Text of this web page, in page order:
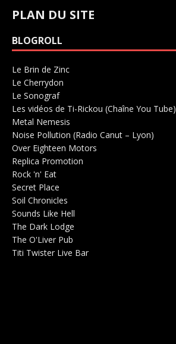
PLAN DU SITE
BLOGROLL
Le Brin de Zinc
Le Cherrydon
Le SonografSalle de concerts 0
Les vidéos de Ti-Rickou (Chaîne You Tube)
Metal Nemesis
Noise Pollution (Radio Canut – Lyon)
Over Eighteen Motors
Replica Promotion
Rock 'n' Eat
Secret Place
Soil Chronicles
Sounds Like Hell
The Dark Lodge
The O'Liver Pub
Titi Twister Live Bar